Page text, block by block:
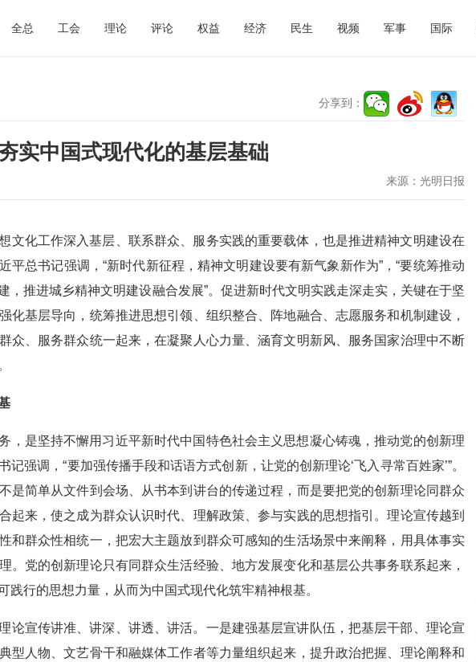
全总 工会 理论 评论 权益 经济 民生 视频 军事 国际
分享到：
实中国式现代化的基层基础
来源： 光明日报
文化工作深入基层、联系群众、服务实践的重要载体，也是推进精神文明建设在
平总书记强调，“新时代新征程，精神文明建设要有新气象新作为”，“要统筹推动
，推进城乡精神文明建设融合发展”。促进新时代文明实践走深走实，关键在于坚
化基层导向，统筹推进思想引领、组织整合、阵地融合、志愿服务和机制建设，
众、服务群众统一起来，在凝聚人心力量、涵育文明新风、服务国家治理中不断
，是坚持不懈用习近平新时代中国特色社会主义思想凝心铸魂，推动党的创新理
强调，“要加强传播手段和话语方式创新，让党的创新理论‘飞入寻常百姓家’”。
是简单从文件到会场、从书本到讲台的传递过程，而是要把党的创新理论同群众
起来，使之成为群众认识时代、理解政策、参与实践的思想指引。理论宣传越到
和群众性相统一，把宏大主题放到群众可感知的生活场景中来阐释，用具体事实
。党的创新理论只有同群众生活经验、地方发展变化和基层公共事务联系起来，
践行的思想力量，从而为中国式现代化筑牢精神根基。
论宣传讲准、讲深、讲透、讲活。一是建强基层宣讲队伍，把基层干部、理论宣
型人物、文艺骨干和融媒体工作者等力量组织起来，提升政治把握、理论阐释和